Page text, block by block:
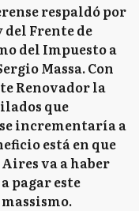
respaldó por
Frente de
del Impuesto a
Massa. Con
Renovador la
que
incrementaría a
está en que
va a haber
pagar este